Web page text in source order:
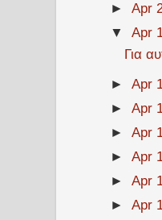
►Apr
▼Apr
Για
►Apr
►Apr
►Apr
►Apr
►Apr
►Apr